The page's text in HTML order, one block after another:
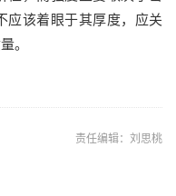
应该着眼于其厚度，应关
。
责任编辑：刘思桃